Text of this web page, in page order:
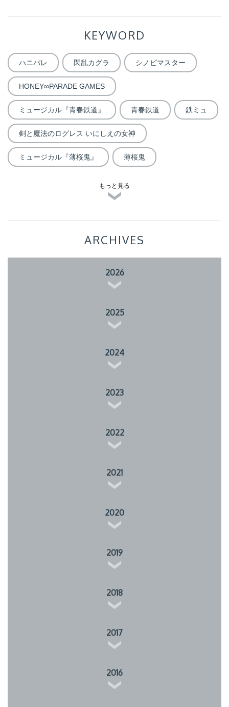
KEYWORD
ハニパレ 閃乱カグラ シノビマスター
HONEY∞PARADE GAMES
ミュージカル『青春鉄道』 青春鉄道 鉄ミュ
剣と魔法のログレス いにしえの女神
ミュージカル『薄桜鬼』 薄桜鬼
もっと見る
ARCHIVES
2026
2025
2024
2023
2022
2021
2020
2019
2018
2017
2016